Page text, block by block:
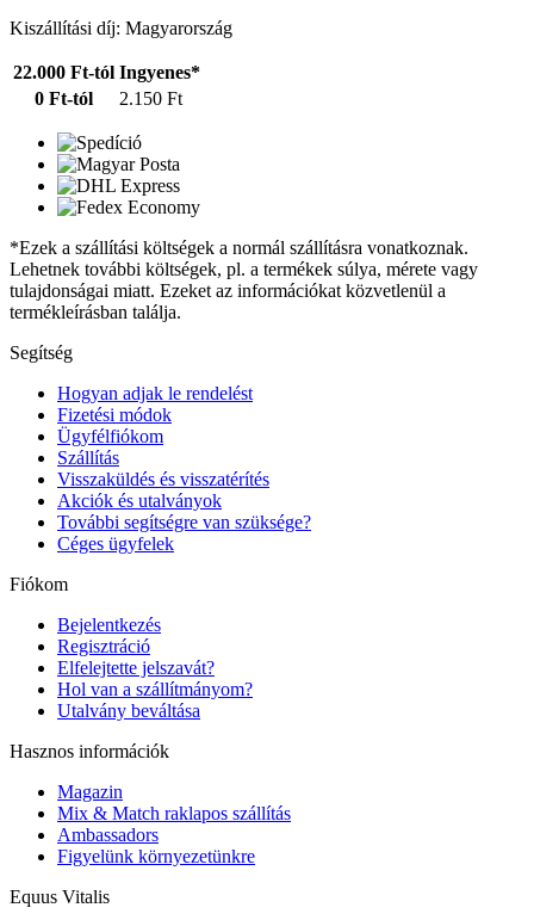
Kiszállítási díj: Magyarország
22.000 Ft-tól Ingyenes*
0 Ft-tól
2.150 Ft
*Ezek a szállítási költségek a normál szállításra vonatkoznak.
Lehetnek további költségek, pl. a termékek súlya, mérete vagy
tulajdonságai miatt. Ezeket az információkat közvetlenül a
termékleírásban találja.
Segítség
Hogyan adjak le rendelést
Fizetési módok
Ügyfélfiókom
Szállítás
Visszaküldés és visszatérítés
Akciók és utalványok
További segítségre van szüksége?
Céges ügyfelek
Fiókom
Bejelentkezés
Regisztráció
Elfelejtette jelszavát?
Hol van a szállítmányom?
Utalvány beváltása
Hasznos információk
Magazin
Mix & Match raklapos szállítás
Ambassadors
Figyelünk környezetünkre
Equus Vitalis